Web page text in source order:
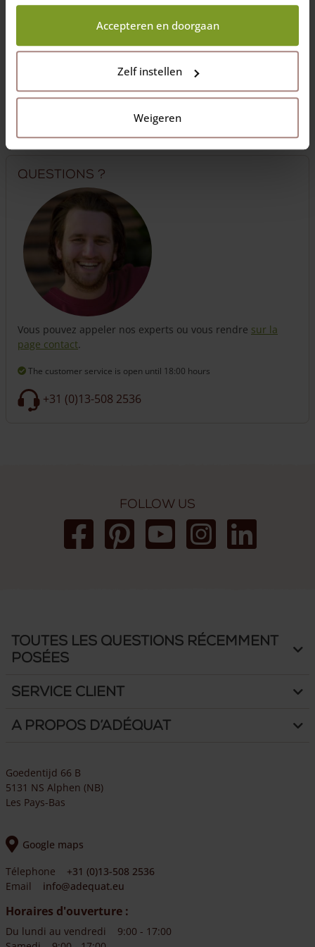
wij wel mogen verzamelen.
Accepteren en doorgaan
Zelf instellen
Weigeren
Besoin d'une clôture complète ?
Il suffit d'assembler ici une clôture complète avec des
portails et des poteaux.
Questions ?
Vous pouvez appeler nos experts ou vous rendre sur la
page contact.
The customer service is open until 18:00 hours
+31 (0)13-508 2536
Follow us
Toutes les questions récemment
posées
Service client
A propos d’Adéquat
Goedentijd 66 B
5131 NS Alphen (NB)
Les Pays-Bas
Google maps
Télephone
+31 (0)13-508 2536
Email
info@adequat.eu
Horaires d'ouverture :
Du lundi au vendredi
9:00 - 17:00